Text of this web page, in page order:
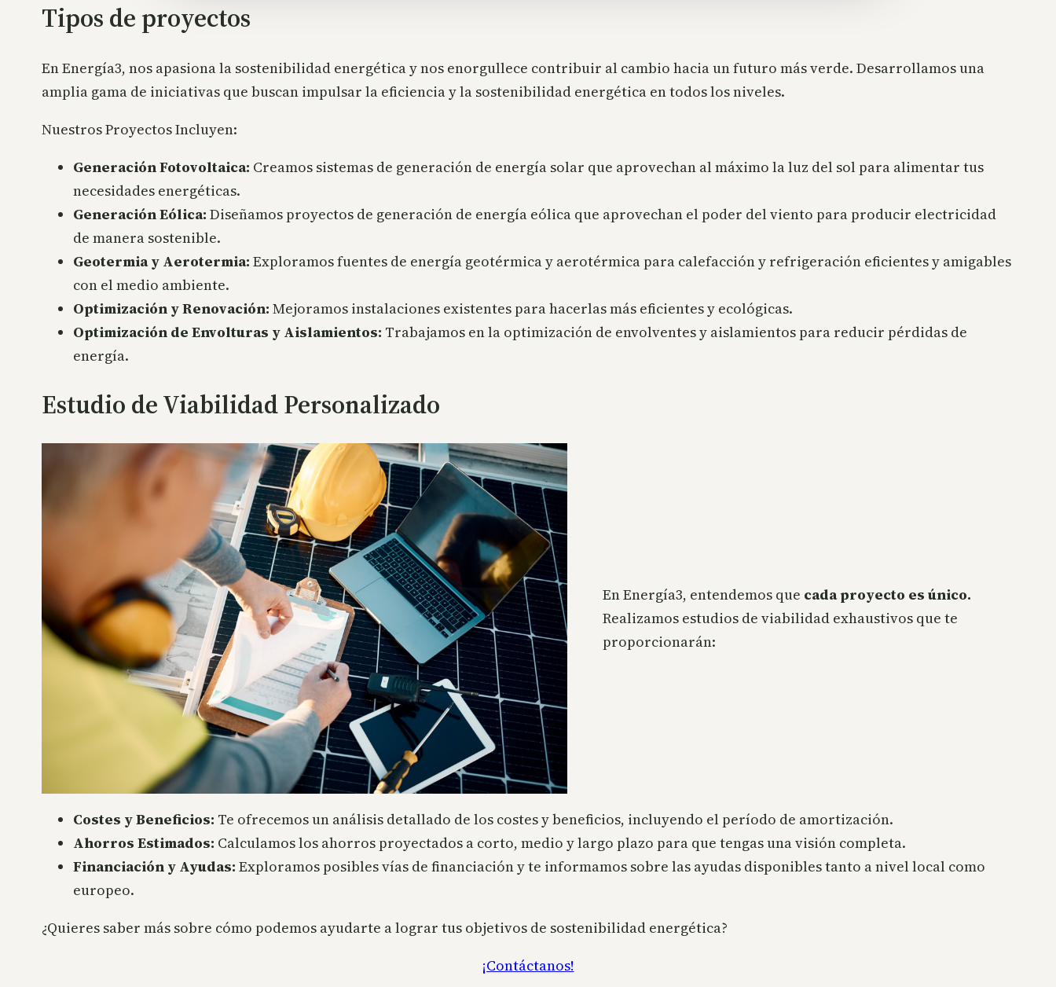
Tipos de proyectos
En Energía3, nos apasiona la sostenibilidad energética y nos enorgullece contribuir al cambio hacia un futuro más verde. Desarrollamos una
amplia gama de iniciativas que buscan impulsar la eficiencia y la sostenibilidad energética en todos los niveles.
Nuestros Proyectos Incluyen:
Generación Fotovoltaica: Creamos sistemas de generación de energía solar que aprovechan al máximo la luz del sol para alimentar tus
necesidades energéticas.
Generación Eólica: Diseñamos proyectos de generación de energía eólica que aprovechan el poder del viento para producir electricidad
de manera sostenible.
Geotermia y Aerotermia: Exploramos fuentes de energía geotérmica y aerotérmica para calefacción y refrigeración eficientes y amigables
con el medio ambiente.
Optimización y Renovación: Mejoramos instalaciones existentes para hacerlas más eficientes y ecológicas.
Optimización de Envolturas y Aislamientos: Trabajamos en la optimización de envolventes y aislamientos para reducir pérdidas de
energía.
Estudio de Viabilidad Personalizado
En Energía3, entendemos que cada proyecto es único.
Realizamos estudios de viabilidad exhaustivos que te
proporcionarán:
Costes y Beneficios: Te ofrecemos un análisis detallado de los costes y beneficios, incluyendo el período de amortización.
Ahorros Estimados: Calculamos los ahorros proyectados a corto, medio y largo plazo para que tengas una visión completa.
Financiación y Ayudas: Exploramos posibles vías de financiación y te informamos sobre las ayudas disponibles tanto a nivel local como
europeo.
¿Quieres saber más sobre cómo podemos ayudarte a lograr tus objetivos de sostenibilidad energética?
¡Contáctanos!